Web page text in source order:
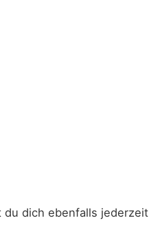
du dich ebenfalls jederzeit